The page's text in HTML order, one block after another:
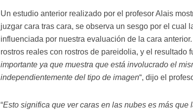
Un estudio anterior realizado por el profesor Alais
juzgar cara tras cara, se observa un sesgo por el cual
influenciada por nuestra evaluación de la cara
rostros reales con rostros de pareidolia, y el resultado
importante ya que muestra que está involucrado el
independientemente del tipo de imagen“, dijo el
“Esto significa que ver caras en las nubes es más que